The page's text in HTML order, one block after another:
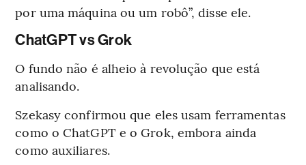
por uma máquina ou um robô”, disse ele.
ChatGPT vs Grok
O fundo não é alheio à revolução que está
analisando.
Szekasy confirmou que eles usam ferramentas
como o ChatGPT e o Grok, embora ainda
como auxiliares.